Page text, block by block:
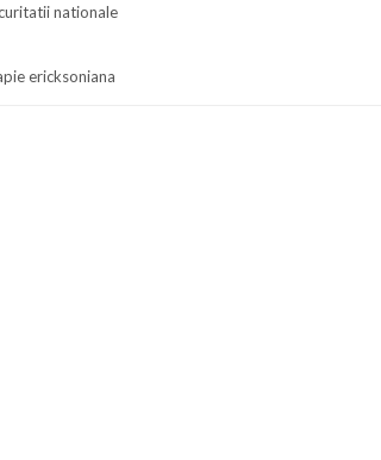
nationale
ericksoniana